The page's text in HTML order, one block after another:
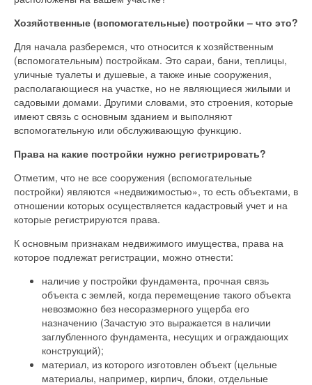
Хозяйственные (вспомогательные) постройки – что это?
Для начала разберемся, что относится к хозяйственным
(вспомогательным) постройкам. Это сараи, бани, теплицы,
уличные туалеты и душевые, а также иные сооружения,
располагающиеся на участке, но не являющиеся жилыми и
садовыми домами. Другими словами, это строения, которые
имеют связь с основным зданием и выполняют
вспомогательную или обслуживающую функцию.
Права на какие постройки нужно регистрировать?
Отметим, что не все сооружения (вспомогательные
постройки) являются «недвижимостью», то есть объектами, в
отношении которых осуществляется кадастровый учет и на
которые регистрируются права.
К основным признакам недвижимого имущества, права на
которое подлежат регистрации, можно отнести:
наличие у постройки фундамента, прочная связь
объекта с землей, когда перемещение такого объекта
невозможно без несоразмерного ущерба его
назначению (Зачастую это выражается в наличии
заглубленного фундамента, несущих и ограждающих
конструкций);
материал, из которого изготовлен объект (цельные
материалы, например, кирпич, блоки, отдельные